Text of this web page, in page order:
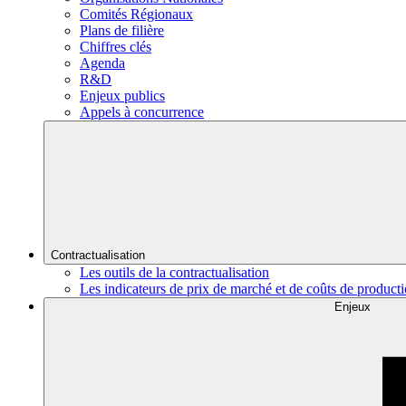
Comités Régionaux
Plans de filière
Chiffres clés
Agenda
R&D
Enjeux publics
Appels à concurrence
Contractualisation
Les outils de la contractualisation
Les indicateurs de prix de marché et de coûts de
Enjeux